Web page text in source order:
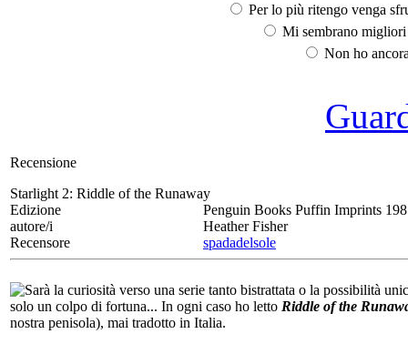
Per lo più ritengo venga
Mi sembrano
Non ho
Recensione
Starlight 2: Riddle of the Runaway
Edizione
Penguin Books Puffin Imprints
autore/i
Heather Fisher
Recensore
spadadelsole
Sarà la curiosità verso una serie tanto bistrattata o la possibilità
solo un colpo di fortuna... In ogni caso ho letto Riddle of the
nostra penisola), mai tradotto in Italia.